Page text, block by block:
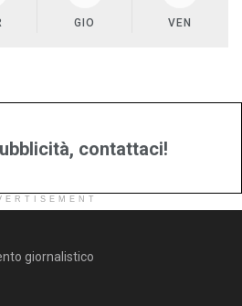
GIO VEN
contattaci!
giornalistico